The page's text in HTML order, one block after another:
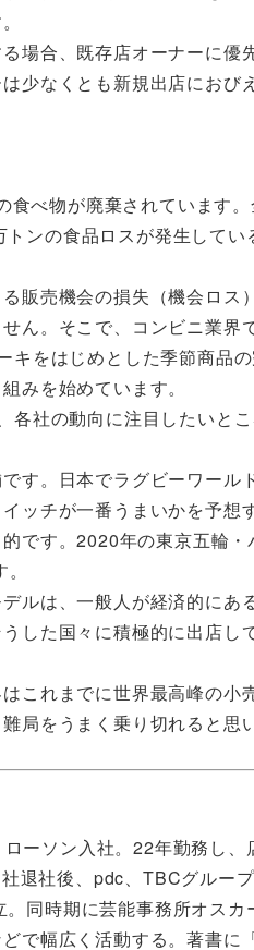
場合、既存店オーナーに優
少なくとも新規出店におび
べ物が廃棄されています
ンの食品ロスが発生してい
販売機会の損失（機会ロス
ん。そこで、コンビニ業界
キをはじめとした季節商品
みを始めています。
社の動向に注目したいとこ
す。日本でラグビーワール
ッチが一番うまいかを予想
です。2020年の東京五輪・
ルは、一般人が経済的にあ
した国々に積極的に出店し
これまでに世界最高峰の小
局をうまく乗り切れると思
ーソン入社。22年勤務し、
退社後、pdc、TBCグルー
同時期に芸能事務所オスカ
で幅広く活動する。著書に